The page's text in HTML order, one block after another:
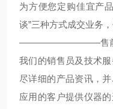
为方便您定购佳宜产
谈”三种方式成交业务
—————————售
我们的销售员及技术
尽详细的产品资讯，
应用的客户提供仪器